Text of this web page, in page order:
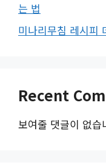
는 법
미나리무침 레시피
Recent
보여줄 댓글이 없습